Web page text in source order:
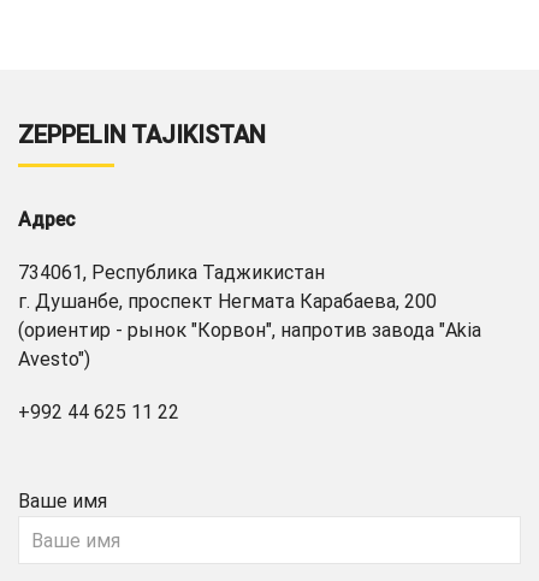
ZEPPELIN TAJIKISTAN
Адрес
734061, Республика Таджикистан
г. Душанбе, проспект Негмата Карабаева, 200
(ориентир - рынок "Корвон", напротив завода "Akia
Avesto")
+992 44 625 11 22
Ваше имя